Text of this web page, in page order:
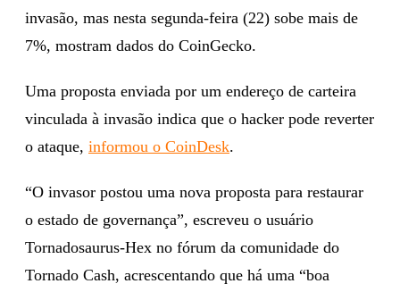
invasão, mas nesta segunda-feira (22) sobe mais de
7%, mostram dados do CoinGecko.
Uma proposta enviada por um endereço de carteira
vinculada à invasão indica que o hacker pode reverter
o ataque, informou o CoinDesk.
“O invasor postou uma nova proposta para restaurar
o estado de governança”, escreveu o usuário
Tornadosaurus-Hex no fórum da comunidade do
Tornado Cash, acrescentando que há uma “boa